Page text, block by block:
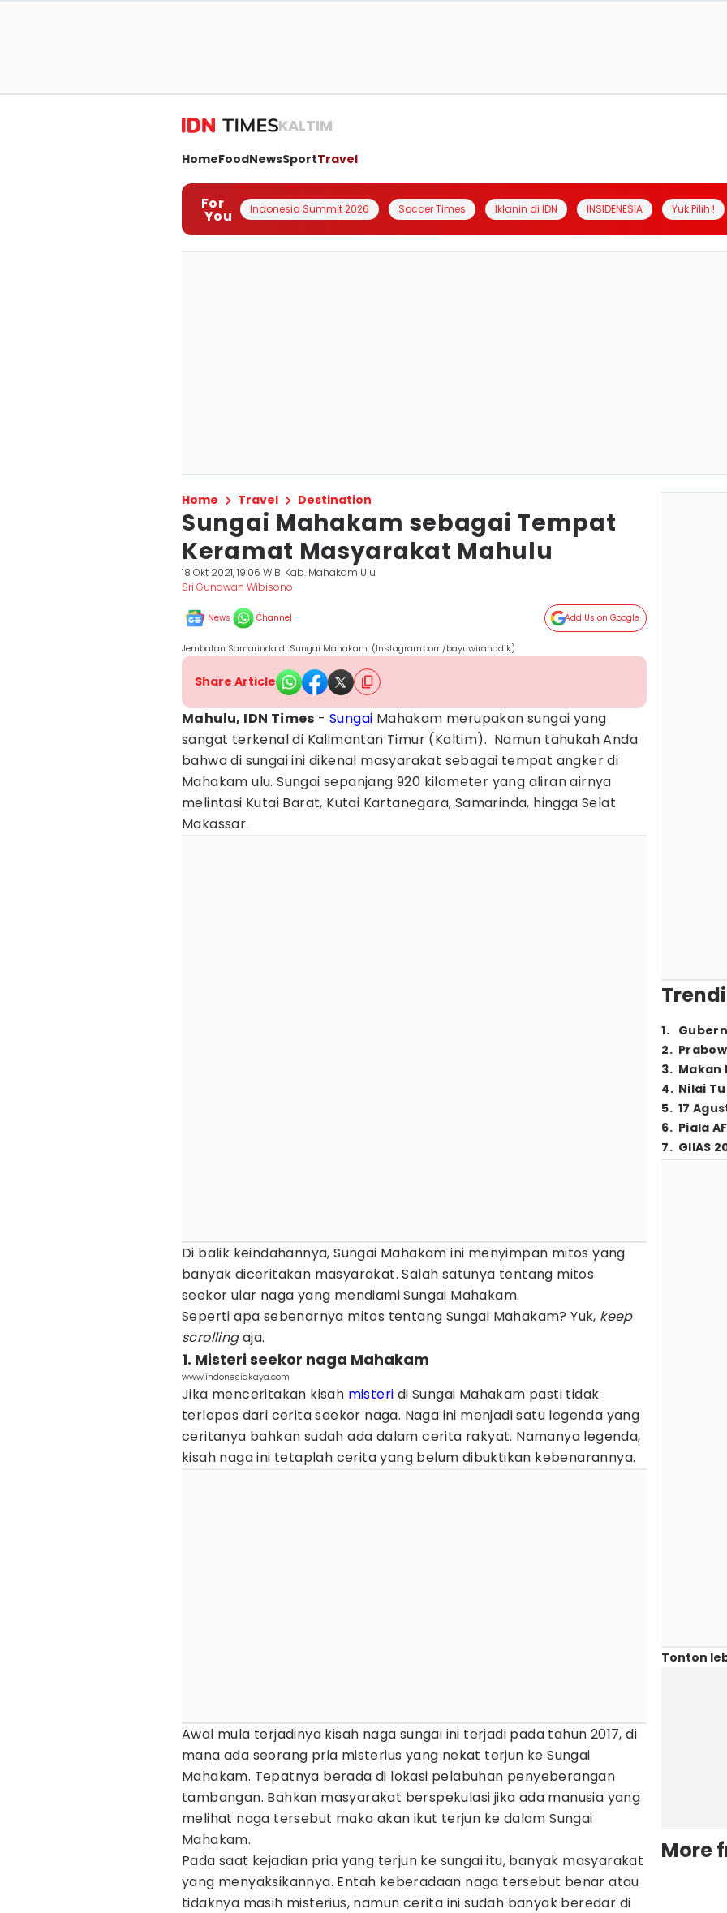
KALTIM
HomeFoodNewsSportTravel
For
You Indonesia Summit 2026 Soccer Times Iklanin di IDN INSIDENESIA Yuk Pilih !
Home Travel Destination
Sungai Mahakam sebagai Tempat
Keramat Masyarakat Mahulu
18 Okt 2021, 19:06 WIB Kab. Mahakam Ulu
Sri Gunawan Wibisono
News Channel Add Us on Google
Jembatan Samarinda di Sungai Mahakam. (Instagram.com/bayuwirahadik)
Share Article
Mahulu, IDN Times -Sungai Mahakam merupakan sungai yang
sangat terkenal di Kalimantan Timur (Kaltim). Namun tahukah Anda
bahwa di sungai ini dikenal masyarakat sebagai tempat angker di
Mahakam ulu. Sungai sepanjang 920 kilometer yang aliran airnya
melintasi Kutai Barat, Kutai Kartanegara, Samarinda, hingga Selat
Makassar.
Di balik keindahannya, Sungai Mahakam ini menyimpan mitos yang
banyak diceritakan masyarakat. Salah satunya tentang mitos
seekor ular naga yang mendiami Sungai Mahakam.
Seperti apa sebenarnya mitos tentang Sungai Mahakam? Yuk, keep
scrollingaja.
1. Misteri seekor naga Mahakam
www.indonesiakaya.com
Jika menceritakan kisah misteri di Sungai Mahakam pasti tidak
terlepas dari cerita seekor naga. Naga ini menjadi satu legenda yang
ceritanya bahkan sudah ada dalam cerita rakyat. Namanya legenda,
kisah naga ini tetaplah cerita yang belum dibuktikan kebenarannya.
Awal mula terjadinya kisah naga sungai ini terjadi pada tahun 2017, di
mana ada seorang pria misterius yang nekat terjun ke Sungai
Mahakam. Tepatnya berada di lokasi pelabuhan penyeberangan
tambangan. Bahkan masyarakat berspekulasi jika ada manusia yang
melihat naga tersebut maka akan ikut terjun ke dalam Sungai
Mahakam.
Pada saat kejadian pria yang terjun ke sungai itu, banyak masyarakat
yang menyaksikannya. Entah keberadaan naga tersebut benar atau
tidaknya masih misterius, namun cerita ini sudah banyak beredar di
1.
2.
3. Makan
4. Nilai
5. 17
6. Piala
7. GIIAS
Tonton
More